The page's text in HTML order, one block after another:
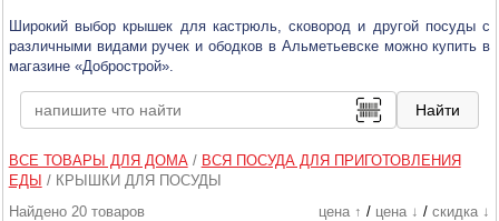
Широкий выбор крышек для кастрюль, сковород и другой посуды с
различными видами ручек и ободков в Альметьевске можно купить в
магазине «Добрострой».
ВСЕ ТОВАРЫ ДЛЯ ДОМА/ ВСЯ ПОСУДА ДЛЯ ПРИГОТОВЛЕНИЯ
ЕДЫ / КРЫШКИ ДЛЯ ПОСУДЫ
Найдено 20 товаров
цена ↑ / цена ↓ / скидка ↓